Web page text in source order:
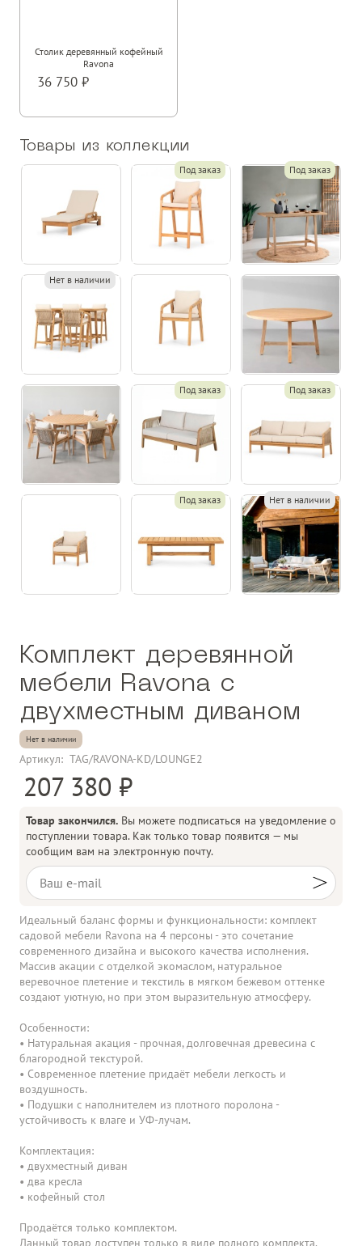
Столик деревянный кофейный
Ravona
36 750
Товары из коллекции
Под заказ Под заказ
Нет в наличии
Под заказ Под заказ
Под заказ Нет в наличии
Комплект деревянной
мебели Ravona с
двухместным диваном
Нет в наличии
Артикул: TAG/RAVONA-KD/LOUNGE2
207 380
Товар закончился. Вы можете подписаться на уведомление о
поступлении товара. Как только товар появится — мы
сообщим вам на электронную почту.
Идеальный баланс формы и функциональности: комплект
садовой мебели Ravona на 4 персоны - это сочетание
современного дизайна и высокого качества исполнения.
Массив акации с отделкой экомаслом, натуральное
веревочное плетение и текстиль в мягком бежевом оттенке
создают уютную, но при этом выразительную атмосферу.
Особенности:
• Натуральная акация - прочная, долговечная древесина с
благородной текстурой.
• Современное плетение придаёт мебели легкость и
воздушность.
• Подушки с наполнителем из плотного поролона -
устойчивость к влаге и УФ-лучам.
Комплектация:
• двухместный диван
• два кресла
• кофейный стол
Продаётся только комплектом.
Данный товар доступен только в виде полного комплекта.